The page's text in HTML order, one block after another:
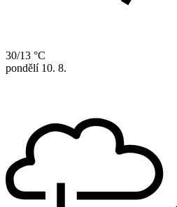
30/13 °C
pondělí 10. 8.